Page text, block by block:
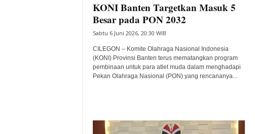
KONI Banten Targetkan Masuk 5
Besar pada PON 2032
Sabtu 6 Juni 2026, 20:30 WIB
CILEGON – Komite Olahraga Nasional Indonesia
(KONI) Provinsi Banten terus mematangkan program
pembinaan untuk para atlet muda dalam menghadapi
Pekan Olahraga Nasional (PON) yang rencananya...